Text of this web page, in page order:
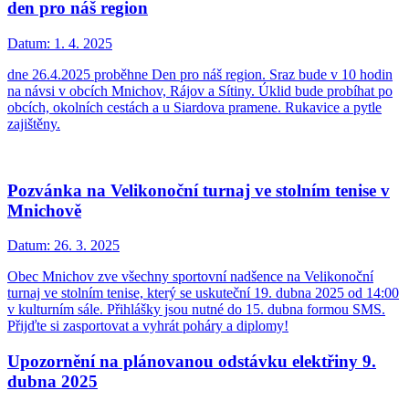
den pro náš region
Datum: 1. 4. 2025
dne 26.4.2025 proběhne Den pro náš region. Sraz bude v 10 hodin
na návsi v obcích Mnichov, Rájov a Sítiny. Úklid bude probíhat po
obcích, okolních cestách a u Siardova pramene. Rukavice a pytle
zajištěny.
Pozvánka na Velikonoční turnaj ve stolním tenise v
Mnichově
Datum: 26. 3. 2025
Obec Mnichov zve všechny sportovní nadšence na Velikonoční
turnaj ve stolním tenise, který se uskuteční 19. dubna 2025 od 14:00
v kulturním sále. Přihlášky jsou nutné do 15. dubna formou SMS.
Přijďte si zasportovat a vyhrát poháry a diplomy!
Upozornění na plánovanou odstávku elektřiny 9.
dubna 2025